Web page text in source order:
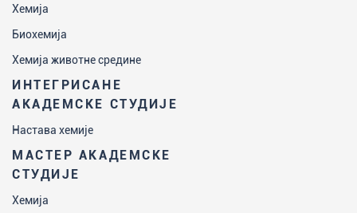
Хемија
Биохемија
Хемија животне средине
ИНТЕГРИСАНЕ
АКАДЕМСКЕ СТУДИЈЕ
Настава хемије
МАСТЕР АКАДЕМСКЕ
СТУДИЈЕ
Хемија